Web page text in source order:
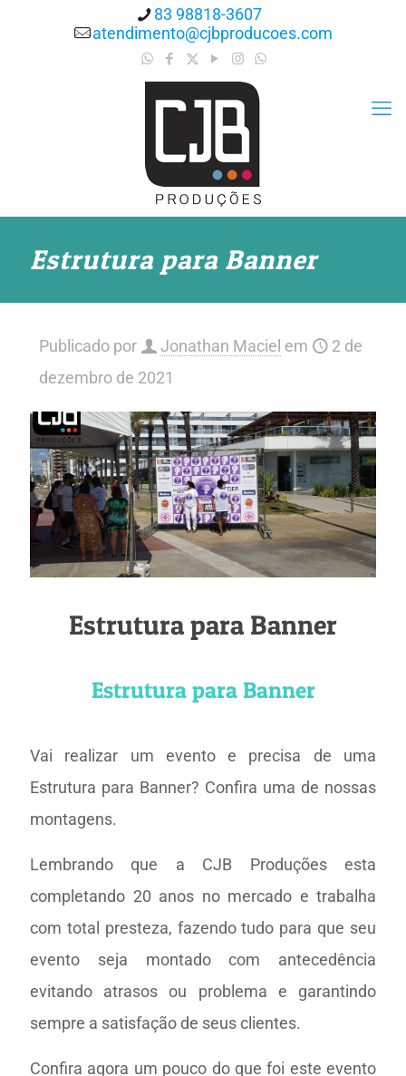
83 98818-3607
atendimento@cjbproducoes.com
Estrutura para Banner
Publicado por Jonathan Maciel em
2 de
dezembro de 2021
Estrutura para Banner
Estrutura para Banner
Vai realizar um evento e precisa de uma
Estrutura para Banner? Confira uma de nossas
montagens.
Lembrando que a CJB Produções esta
completando 20 anos no mercado e trabalha
com total presteza, fazendo tudo para que seu
evento seja montado com antecedência
evitando atrasos ou problema e garantindo
sempre a satisfação de seus clientes.
Confira agora um pouco do que foi este evento